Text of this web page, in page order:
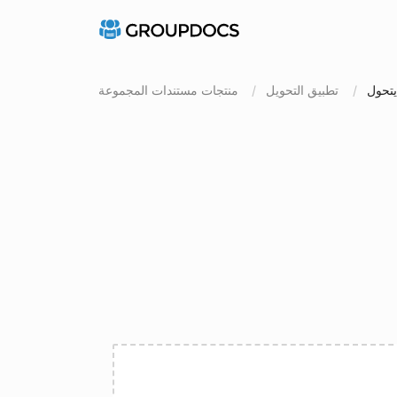
منتجات مستندات المجموعة تطبيق التحويل